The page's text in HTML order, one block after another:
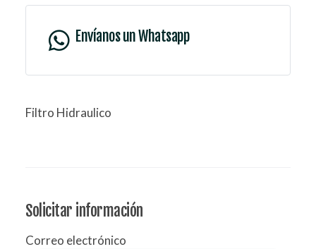
Envíanos un Whatsapp
Filtro Hidraulico
Solicitar información
Correo electrónico